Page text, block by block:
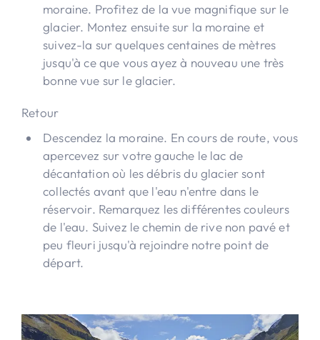
moraine. Profitez de la vue magnifique sur le
glacier. Montez ensuite sur la moraine et
suivez-la sur quelques centaines de mètres
jusqu'à ce que vous ayez à nouveau une très
bonne vue sur le glacier.
Retour
Descendez la moraine. En cours de route, vous
apercevez sur votre gauche le lac de
décantation où les débris du glacier sont
collectés avant que l'eau n'entre dans le
réservoir. Remarquez les différentes couleurs
de l'eau. Suivez le chemin de rive non pavé et
peu fleuri jusqu'à rejoindre notre point de
départ.